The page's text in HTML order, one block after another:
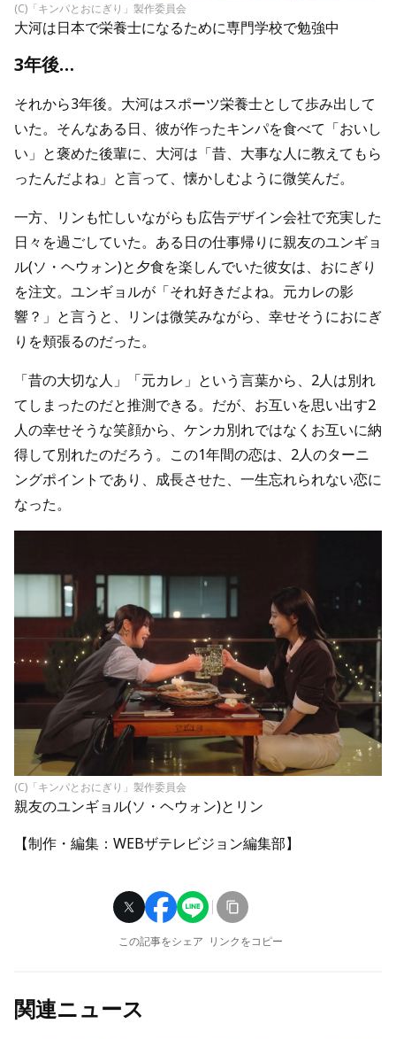
(C)「キンパとおにぎり」製作委員会
大河は日本で栄養士になるために専門学校で勉強中
3年後…
それから3年後。大河はスポーツ栄養士として歩み出して
いた。そんなある日、彼が作ったキンパを食べて「おいし
い」と褒めた後輩に、大河は「昔、大事な人に教えてもら
ったんだよね」と言って、懐かしむように微笑んだ。
一方、リンも忙しいながらも広告デザイン会社で充実した
日々を過ごしていた。ある日の仕事帰りに親友のユンギョ
ル(ソ・ヘウォン)と夕食を楽しんでいた彼女は、おにぎり
を注文。ユンギョルが「それ好きだよね。元カレの影
響？」と言うと、リンは微笑みながら、幸せそうにおにぎ
りを頬張るのだった。
「昔の大切な人」「元カレ」という言葉から、2人は別れ
てしまったのだと推測できる。だが、お互いを思い出す2
人の幸せそうな笑顔から、ケンカ別れではなくお互いに納
得して別れたのだろう。この1年間の恋は、2人のターニ
ングポイントであり、成長させた、一生忘れられない恋に
なった。
(C)「キンパとおにぎり」製作委員会
親友のユンギョル(ソ・ヘウォン)とリン
【制作・編集：WEBザテレビジョン編集部】
この記事をシェア リンクをコピー
関連ニュース